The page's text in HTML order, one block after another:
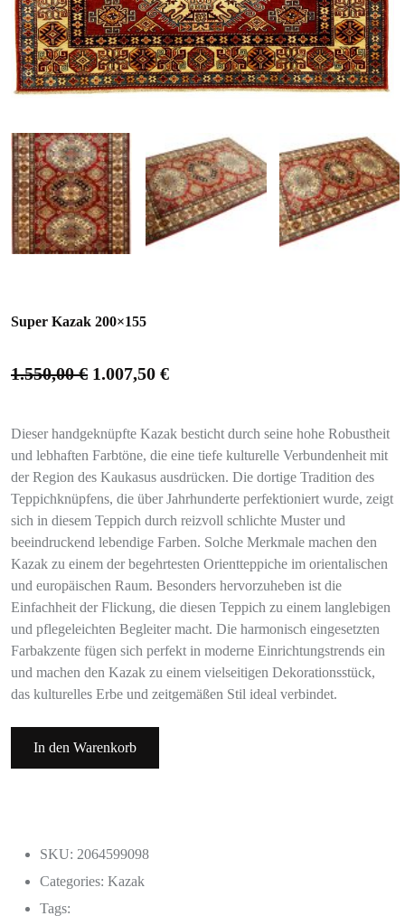
Super Kazak 200×155
1.550,00€ 1.007,50 €
Dieser handgeknüpfte Kazak besticht durch seine hohe Robustheit
und lebhaften Farbtöne, die eine tiefe kulturelle Verbundenheit mit
der Region des Kaukasus ausdrücken. Die dortige Tradition des
Teppichknüpfens, die über Jahrhunderte perfektioniert wurde, zeigt
sich in diesem Teppich durch reizvoll schlichte Muster und
beeindruckend lebendige Farben. Solche Merkmale machen den
Kazak zu einem der begehrtesten Orientteppiche im orientalischen
und europäischen Raum. Besonders hervorzuheben ist die
Einfachheit der Flickung, die diesen Teppich zu einem langlebigen
und pflegeleichten Begleiter macht. Die harmonisch eingesetzten
Farbakzente fügen sich perfekt in moderne Einrichtungstrends ein
und machen den Kazak zu einem vielseitigen Dekorationsstück,
das kulturelles Erbe und zeitgemäßen Stil ideal verbindet.
In den Warenkorb
SKU: 2064599098
Categories: Kazak
Tags: